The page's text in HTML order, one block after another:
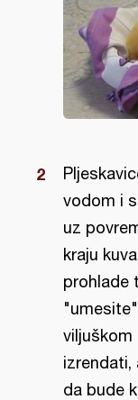
vodom i
uz
kraju
prohlade
viljuškom
da bude